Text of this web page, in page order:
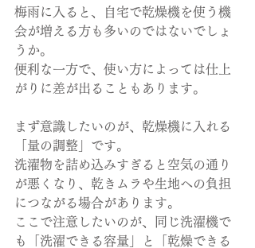
梅雨に入ると、自宅で乾燥機を使う機
会が増える方も多いのではないでしょ
うか。
便利な一方で、使い方によっては仕上
がりに差が出ることもあります。
まず意識したいのが、乾燥機に入れる
「量の調整」です。
洗濯物を詰め込みすぎると空気の通り
が悪くなり、乾きムラや生地への負担
につながる場合があります。
ここで注意したいのが、同じ洗濯機で
も「洗濯できる容量」と「乾燥できる